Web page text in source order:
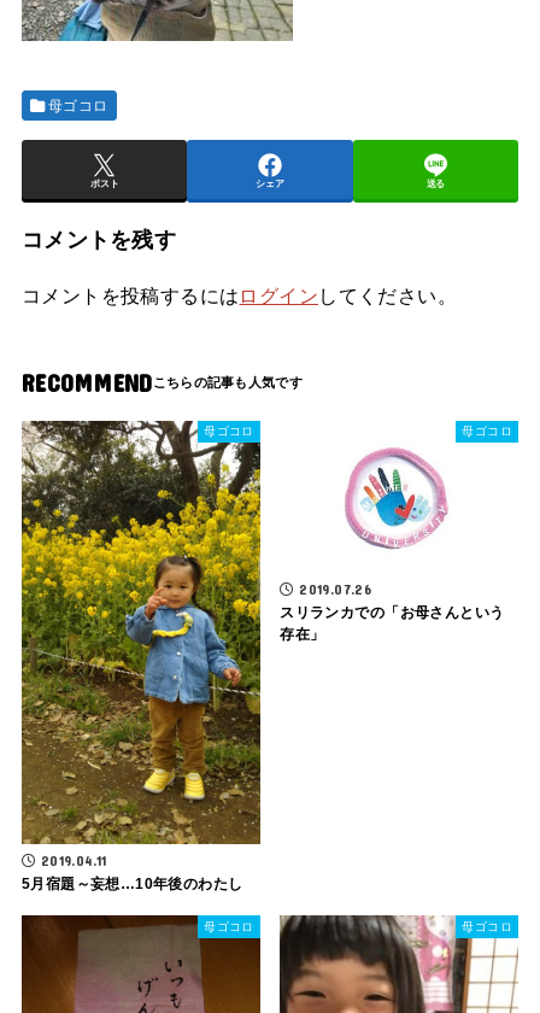
母ゴコロ
ポスト シェア 送る
コメントを残す
コメントを投稿するには ログイン してください。
RECOMMEND
母ゴコロ
2019.04.11
5月宿題～妄想…10年後のわたし
母ゴコロ
2019.07.26
スリランカでの「お母さんという
存在」
母ゴコロ 母ゴコロ